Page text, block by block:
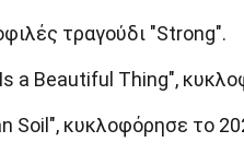
τραγούδι "Strong".
a Beautiful Thing",
Soil", κυκλοφόρησε το